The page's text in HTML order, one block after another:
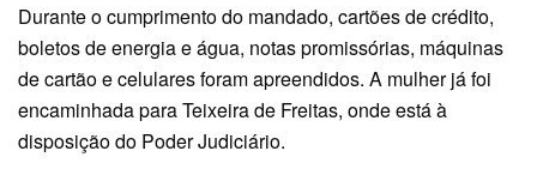
Durante o cumprimento do mandado, cartões de crédito,
boletos de energia e água, notas promissórias, máquinas
de cartão e celulares foram apreendidos. A mulher já foi
encaminhada para Teixeira de Freitas, onde está à
disposição do Poder Judiciário.